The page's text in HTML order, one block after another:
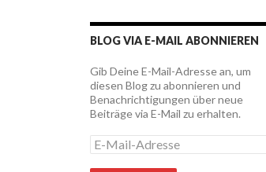
BLOG VIA E-MAIL ABONNIEREN
Gib Deine E-Mail-Adresse an, um
diesen Blog zu abonnieren und
Benachrichtigungen über neue
Beiträge via E-Mail zu erhalten.
E
-